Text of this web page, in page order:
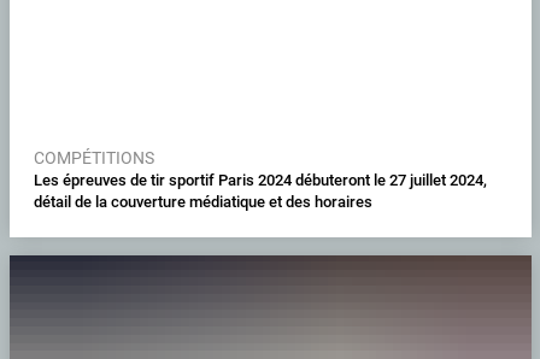
COMPÉTITIONS
Les épreuves de tir sportif Paris 2024 débuteront le 27 juillet 2024,
détail de la couverture médiatique et des horaires